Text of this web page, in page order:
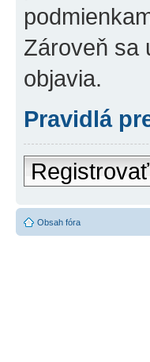
Zároveň sa
objavia.
Pravidlá
Registrovať
Obsah fóra